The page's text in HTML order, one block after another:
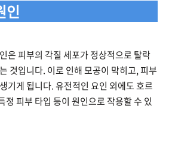
인
은 피부의 각질 세포가 정상적으로 탈락
것입니다. 이로 인해 모공이 막히고, 피부
기게 됩니다. 유전적인 요인 외에도 호르
정 피부 타입 등이 원인으로 작용할 수 있